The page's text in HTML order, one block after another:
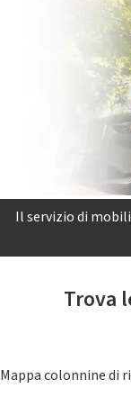
Il servizio di
Trova
Mappa colonnine di